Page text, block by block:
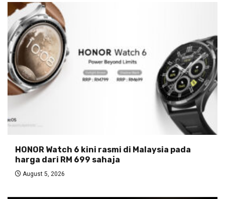
HONOR Watch 6 kini rasmi di Malaysia pada
harga dari RM 699 sahaja
August 5, 2026